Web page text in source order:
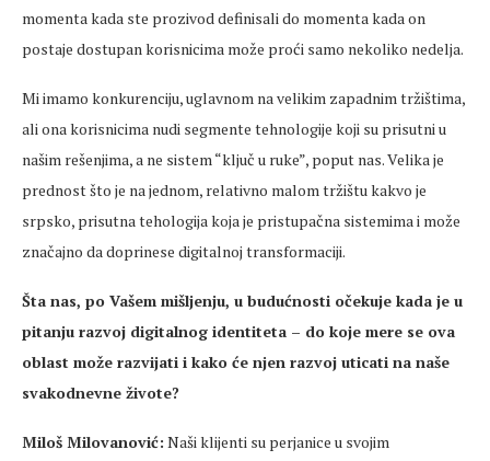
momenta kada ste prozivod definisali do momenta kada on
postaje dostupan korisnicima može proći samo nekoliko nedelja.
Mi imamo konkurenciju, uglavnom na velikim zapadnim tržištima,
ali ona korisnicima nudi segmente tehnologije koji su prisutni u
našim rešenjima, a ne sistem “ključ u ruke”, poput nas. Velika je
prednost što je na jednom, relativno malom tržištu kakvo je
srpsko, prisutna tehologija koja je pristupačna sistemima i može
značajno da doprinese digitalnoj transformaciji.
Šta nas, po Vašem mišljenju, u budućnosti očekuje kada je u
pitanju razvoj digitalnog identiteta – do koje mere se ova
oblast može razvijati i kako će njen razvoj uticati na naše
svakodnevne živote?
Miloš Milovanović: Naši klijenti su perjanice u svojim